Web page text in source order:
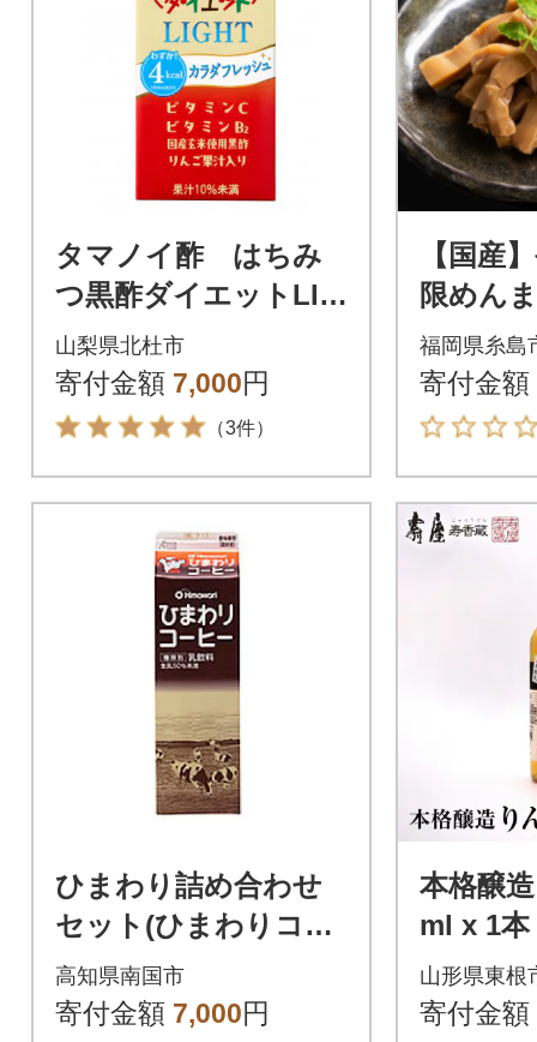
タマノイ酢 はちみ
つ黒酢ダイエットLIG
HT 1L×6本
山梨県北杜市
寄付金額 7,000円
（3件）
【国産
限めん
べ比べ
四川山
福岡県糸島
寄付金額
ひまわり詰め合わせ
セット(ひまわりコー
ヒー)
高知県南国市
寄付金額 7,000円
本格醸
ml x 1
屋提供
3r
山形県東根
寄付金額